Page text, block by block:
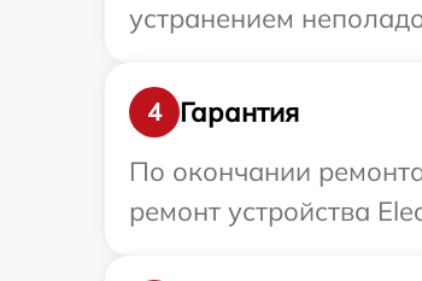
устранением
4
Гарантия
По окончании
ремонт устройства